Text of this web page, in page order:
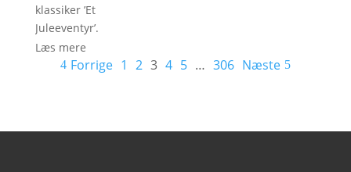
klassiker ’Et
Juleeventyr’.
Læs mere
Forrige 1 2 3 4 5 … 306 Næste